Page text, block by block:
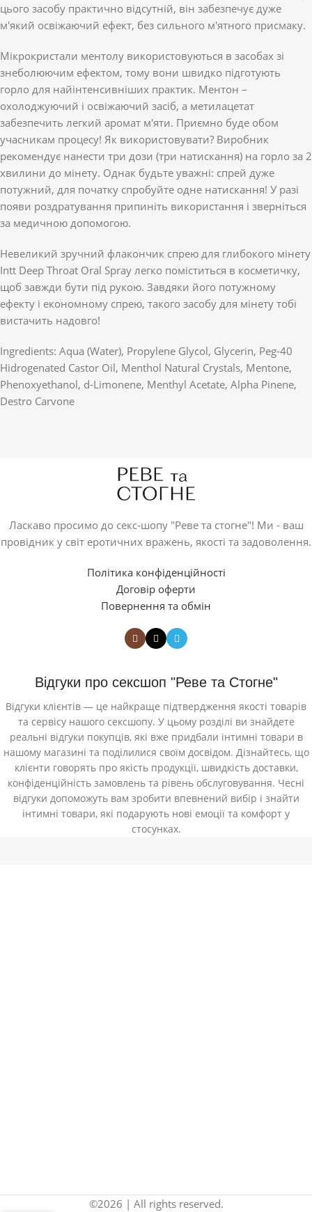
цього засобу практично відсутній, він забезпечує дуже
м'який освіжаючий ефект, без сильного м'ятного присмаку.
Мікрокристали ментолу використовуються в засобах зі
знеболюючим ефектом, тому вони швидко підготують
горло для найінтенсивніших практик. Ментон –
охолоджуючий і освіжаючий засіб, а метилацетат
забезпечить легкий аромат м'яти. Приємно буде обом
учасникам процесу! Як використовувати? Виробник
рекомендує нанести три дози (три натискання) на горло за 2
хвилини до мінету. Однак будьте уважні: спрей дуже
потужний, для початку спробуйте одне натискання! У разі
появи роздратування припиніть використання і зверніться
за медичною допомогою.
Невеликий зручний флакончик спрею для глибокого мінету
Intt Deep Throat Oral Spray легко поміститься в косметичку,
щоб завжди бути під рукою. Завдяки його потужному
ефекту і економному спрею, такого засобу для мінету тобі
вистачить надовго!
Ingredients: Aqua (Water), Propylene Glycol, Glycerin, Peg-40
Hidrogenated Castor Oil, Menthol Natural Crystals, Mentone,
Phenoxyethanol, d-Limonene, Menthyl Acetate, Alpha Pinene,
Destro Carvone
Ласкаво просимо до секс-шопу "Реве та стогне"! Ми - ваш
провідник у світ еротичних вражень, якості та задоволення.
Політика конфіденційності
Договір оферти
Повернення та обмін
Відгуки про сексшоп "Реве та Стогне"
Відгуки клієнтів — це найкраще підтвердження якості товарів
та сервісу нашого сексшопу. У цьому розділі ви знайдете
реальні відгуки покупців, які вже придбали інтимні товари в
нашому магазині та поділилися своїм досвідом. Дізнайтесь, що
клієнти говорять про якість продукції, швидкість доставки,
конфіденційність замовлень та рівень обслуговування. Чесні
відгуки допоможуть вам зробити впевнений вибір і знайти
інтимні товари, які подарують нові емоції та комфорт у
стосунках.
©2026 | All rights reserved.